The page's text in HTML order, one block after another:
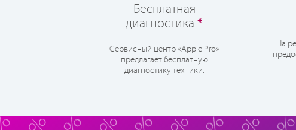
Бесплатная
диагностика*
Сервисный центр «Apple Pro»
предлагает бесплатную
диагностику техники.
На